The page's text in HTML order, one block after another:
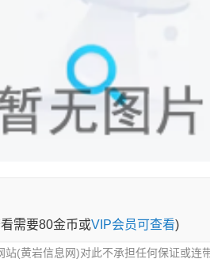
需要80金币或VIP会员可查看)
(黄岩信息网)对此不承担任何保证或连